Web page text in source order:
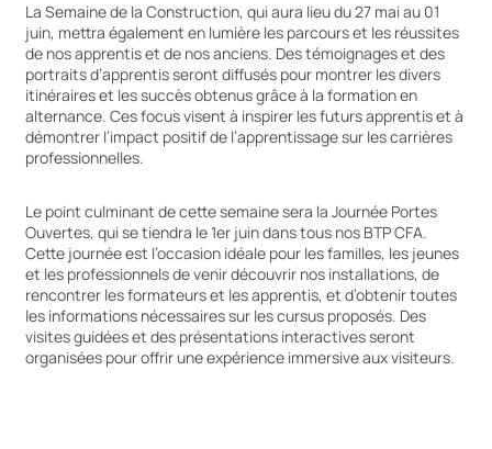
La Semaine de la Construction, qui aura lieu du 27 mai au 01
juin, mettra également en lumière les parcours et les réussites
de nos apprentis et de nos anciens. Des témoignages et des
portraits d’apprentis seront diffusés pour montrer les divers
itinéraires et les succès obtenus grâce à la formation en
alternance. Ces focus visent à inspirer les futurs apprentis et à
démontrer l’impact positif de l’apprentissage sur les carrières
professionnelles.
Le point culminant de cette semaine sera la Journée Portes
Ouvertes, qui se tiendra le 1er juin dans tous nos BTP CFA.
Cette journée est l’occasion idéale pour les familles, les jeunes
et les professionnels de venir découvrir nos installations, de
rencontrer les formateurs et les apprentis, et d’obtenir toutes
les informations nécessaires sur les cursus proposés. Des
visites guidées et des présentations interactives seront
organisées pour offrir une expérience immersive aux visiteurs.